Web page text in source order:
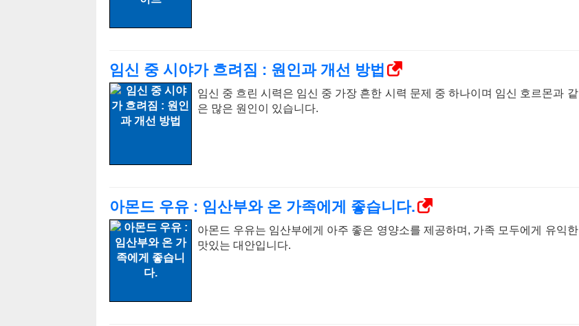
임신 중 시야가 흐려짐 : 원인과 개선 방법
임신 중 흐린 시력은 임신 중 가장 흔한 시력 문제 중 하나이며 임신 호르몬과 같
은 많은 원인이 있습니다.
아몬드 우유 : 임산부와 온 가족에게 좋습니다.
아몬드 우유는 임산부에게 아주 좋은 영양소를 제공하며, 가족 모두에게 유익한
맛있는 대안입니다.